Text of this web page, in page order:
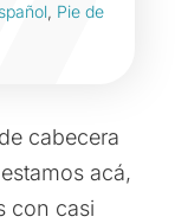
, Pie de
cabecera
acá,
con casi